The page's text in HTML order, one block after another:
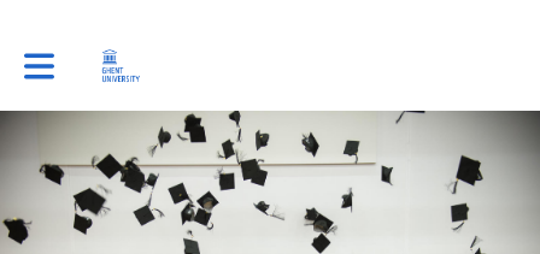
Toggle main navigation